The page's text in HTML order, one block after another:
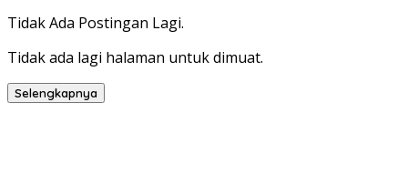
Tidak Ada Postingan Lagi.
Tidak ada lagi halaman untuk dimuat.
Selengkapnya